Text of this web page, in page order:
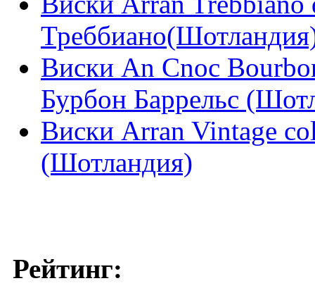
Виски An Cnoc
Бурбон Баррельс
Виски Arran Vintage
(Шотландия)
Рейтинг: